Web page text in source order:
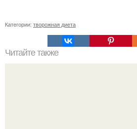
Категории: творожная диета
Читайте также